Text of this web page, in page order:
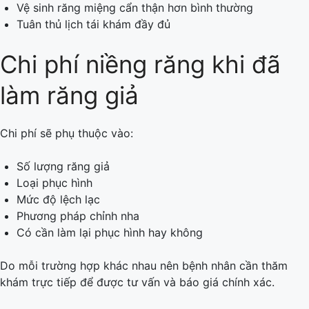
Vệ sinh răng miệng cẩn thận hơn bình thường
Tuân thủ lịch tái khám đầy đủ
Chi phí niềng răng khi đã
làm răng giả
Chi phí sẽ phụ thuộc vào:
Số lượng răng giả
Loại phục hình
Mức độ lệch lạc
Phương pháp chỉnh nha
Có cần làm lại phục hình hay không
Do mỗi trường hợp khác nhau nên bệnh nhân cần thăm
khám trực tiếp để được tư vấn và báo giá chính xác.